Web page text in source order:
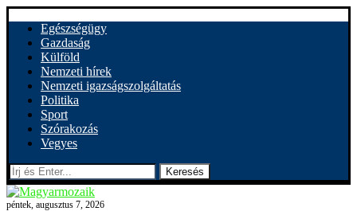
Egészségügy
Gazdaság
Külföld
Nemzeti hírek
Nemzeti igazságszolgáltatás
Politika
Sport
Szórakozás
Vegyes
Keresés
péntek, augusztus 7, 2026